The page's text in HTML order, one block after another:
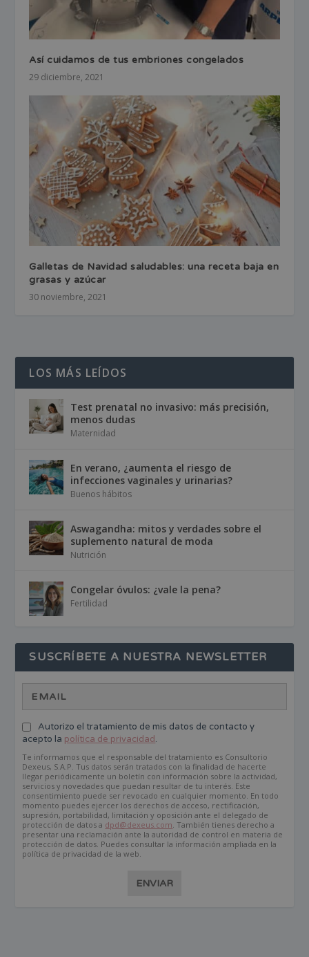
Así cuidamos de tus embriones congelados
29 diciembre, 2021
Galletas de Navidad saludables: una receta baja en
grasas y azúcar
30 noviembre, 2021
LOS MÁS LEÍDOS
Test prenatal no invasivo: más precisión,
menos dudas
Maternidad
En verano, ¿aumenta el riesgo de
infecciones vaginales y urinarias?
Buenos hábitos
Aswagandha: mitos y verdades sobre el
suplemento natural de moda
Nutrición
Congelar óvulos: ¿vale la pena?
Fertilidad
SUSCRÍBETE A NUESTRA NEWSLETTER
Autorizo el tratamiento de mis datos de contacto y
acepto la política de privacidad.
Te informamos que el responsable del tratamiento es Consultorio
Dexeus, S.A.P. Tus datos serán tratados con la finalidad de hacerte
llegar periódicamente un boletín con información sobre la actividad,
servicios y novedades que puedan resultar de tu interés. Este
consentimiento puede ser revocado en cualquier momento. En todo
momento puedes ejercer los derechos de acceso, rectificación,
supresión, portabilidad, limitación y oposición ante el delegado de
protección de datos a dpd@dexeus.com . También tienes derecho a
presentar una reclamación ante la autoridad de control en materia de
protección de datos. Puedes consultar la información ampliada en la
política de privacidad de la web.
ENVIAR